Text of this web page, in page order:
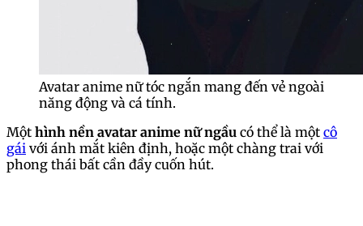
Avatar anime nữ tóc ngắn mang đến vẻ ngoài
năng động và cá tính.
Một hình nền avatar anime nữ ngầu có thể là một cô
gái với ánh mắt kiên định, hoặc một chàng trai với
phong thái bất cần đầy cuốn hút.